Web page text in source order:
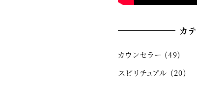
カ
カウンセラー (49)
スピリチュアル (20)